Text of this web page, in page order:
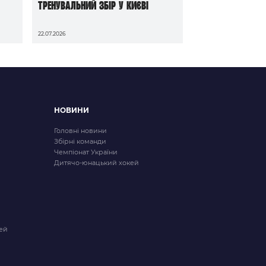
тренувальний збір у Києві
22.07.2026
НОВИНИ
Головні новини
Збірні команди
Чемпіонат України
Дитячо-юнацький хокей